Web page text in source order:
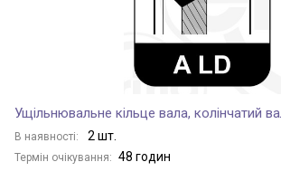
Ущільнювальне кільце вала, колінчатий
В наявності: 2 шт.
Термін очікування: 48 годин